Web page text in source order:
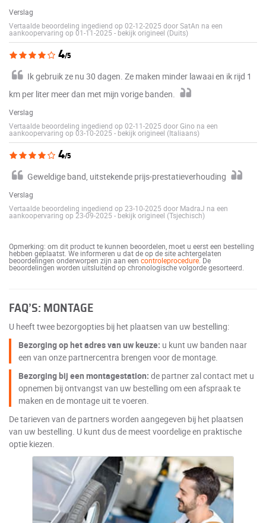
Verslag
Vertaalde beoordeling ingediend op 02-12-2025 door SatAn na een
aankoopervaring op 01-11-2025 - bekijk origineel (Duits)
4/5
Ik gebruik ze nu 30 dagen. Ze maken minder lawaai en ik rijd 1
km per liter meer dan met mijn vorige banden.
Verslag
Vertaalde beoordeling ingediend op 02-11-2025 door Gino na een
aankoopervaring op 03-10-2025 - bekijk origineel (Italiaans)
4/5
Geweldige band, uitstekende prijs-prestatieverhouding
Verslag
Vertaalde beoordeling ingediend op 23-10-2025 door MadraJ na een
aankoopervaring op 23-09-2025 - bekijk origineel (Tsjechisch)
Opmerking: om dit product te kunnen beoordelen, moet u eerst een bestelling
hebben geplaatst. We informeren u dat de op de site achtergelaten
beoordelingen onderworpen zijn aan een controleprocedure. De
beoordelingen worden uitsluitend op chronologische volgorde gesorteerd.
FAQ’S: MONTAGE
U heeft twee bezorgopties bij het plaatsen van uw bestelling:
Bezorging op het adres van uw keuze: u kunt uw banden naar
een van onze partnercentra brengen voor de montage.
Bezorging bij een montagestation: de partner zal contact met u
opnemen bij ontvangst van uw bestelling om een afspraak te
maken en de montage uit te voeren.
De tarieven van de partners worden aangegeven bij het plaatsen
van uw bestelling. U kunt dus de meest voordelige en praktische
optie kiezen.